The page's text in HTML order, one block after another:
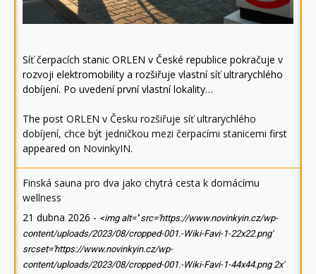
Síť čerpacích stanic ORLEN v České republice pokračuje v
rozvoji elektromobility a rozšiřuje vlastní síť ultrarychlého
dobíjení. Po uvedení první vlastní lokality…
The post ORLEN v Česku rozšiřuje síť ultrarychlého
dobíjení, chce být jedničkou mezi čerpacími stanicemi first
appeared on NovinkyIN.
Finská sauna pro dva jako chytrá cesta k domácímu
wellness
21 dubna 2026 - <img alt='' src='https://www.novinkyin.cz/wp-
content/uploads/2023/08/cropped-001.-Wiki-Favi-1-22x22.png'
srcset='https://www.novinkyin.cz/wp-
content/uploads/2023/08/cropped-001.-Wiki-Favi-1-44x44.png 2x'